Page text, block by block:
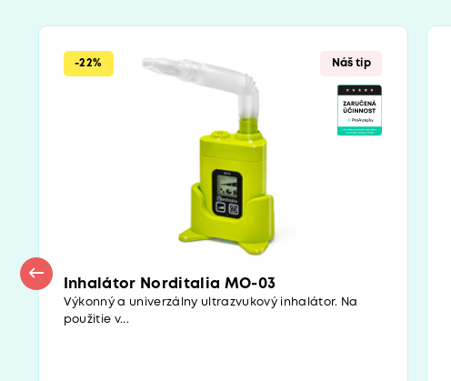
-22% Náš tip
Inhalátor Norditalia MO-03
Výkonný a univerzálny ultrazvukový inhalátor. Na
použitie v...